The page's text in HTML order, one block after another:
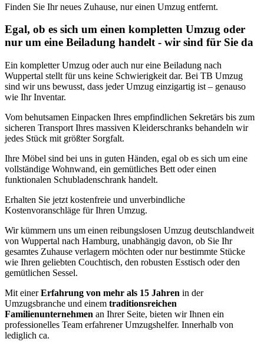
Finden Sie Ihr neues Zuhause, nur einen Umzug entfernt.
Egal, ob es sich um einen kompletten Umzug oder
nur um eine Beiladung handelt - wir sind für Sie da
Ein kompletter Umzug oder auch nur eine Beiladung nach
Wuppertal stellt für uns keine Schwierigkeit dar. Bei TB Umzug
sind wir uns bewusst, dass jeder Umzug einzigartig ist – genauso
wie Ihr Inventar.
Vom behutsamen Einpacken Ihres empfindlichen Sekretärs bis zum
sicheren Transport Ihres massiven Kleiderschranks behandeln wir
jedes Stück mit größter Sorgfalt.
Ihre Möbel sind bei uns in guten Händen, egal ob es sich um eine
vollständige Wohnwand, ein gemütliches Bett oder einen
funktionalen Schubladenschrank handelt.
Erhalten Sie jetzt kostenfreie und unverbindliche
Kostenvoranschläge für Ihren Umzug.
Wir kümmern uns um einen reibungslosen Umzug deutschlandweit
von Wuppertal nach Hamburg, unabhängig davon, ob Sie Ihr
gesamtes Zuhause verlagern möchten oder nur bestimmte Stücke
wie Ihren geliebten Couchtisch, den robusten Esstisch oder den
gemütlichen Sessel.
Mit einerErfahrung von mehr als 15 Jahren in der
Umzugsbranche und einem traditionsreichen
Familienunternehmen an Ihrer Seite, bieten wir Ihnen ein
professionelles Team erfahrener Umzugshelfer. Innerhalb von
lediglich ca.